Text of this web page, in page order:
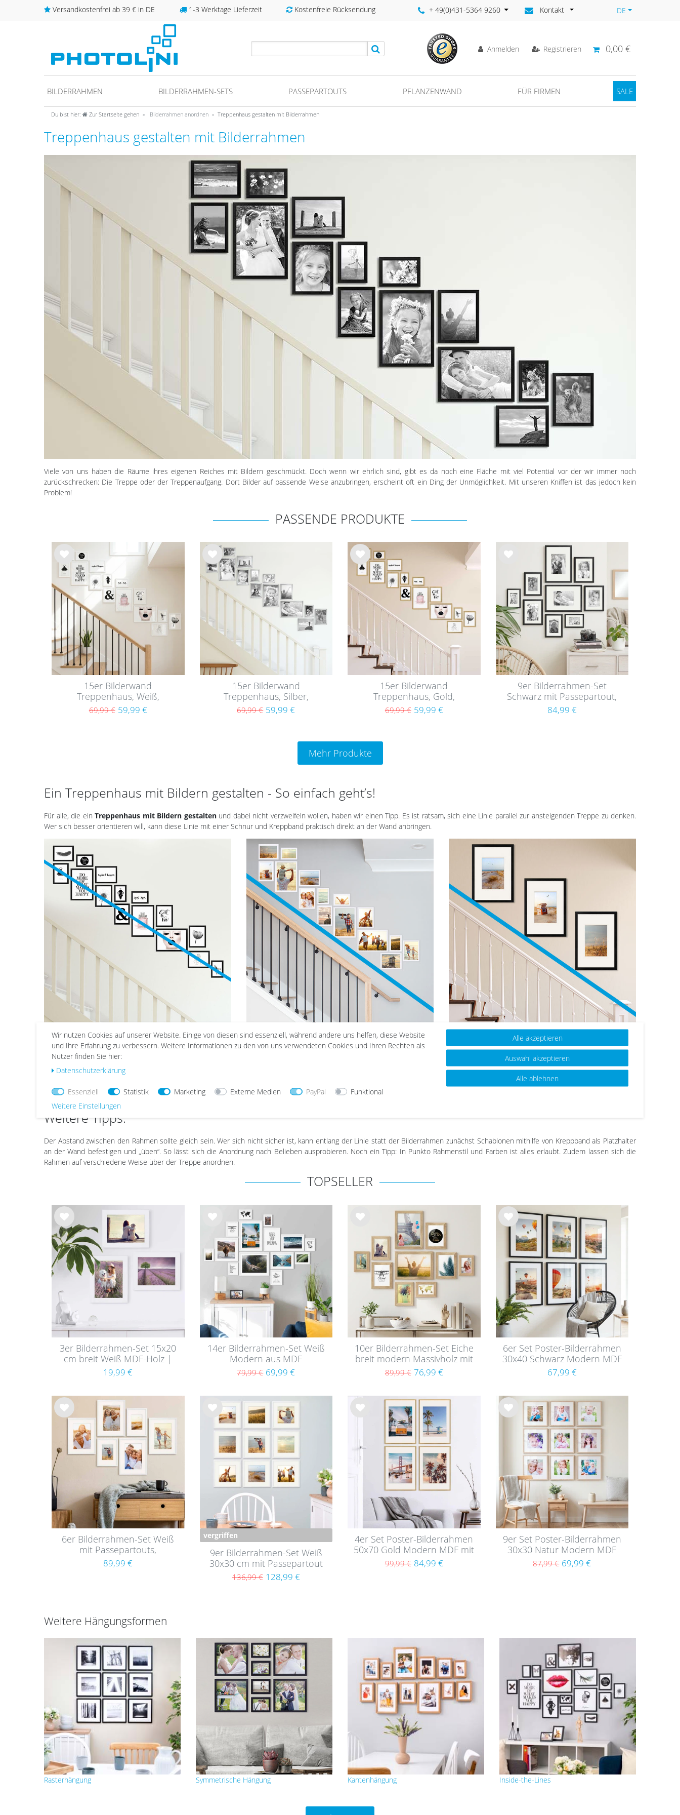
Versandkostenfrei ab 39 € in DE 1-3 Werktage Lieferzeit Kostenfreie Rücksendung + 49(0)431-5364 9260 Kontakt DE
Anmelden Registrieren 0,00 €
BILDERRAHMEN BILDERRAHMEN-SETS PASSEPARTOUTS PFLANZENWAND FÜR FIRMEN SALE
Du bist hier: Zur Startseite gehen Bilderrahmen anordnen Treppenhaus gestalten mit Bilderrahmen
Treppenhaus gestalten mit Bilderrahmen
Viele von uns haben die Räume ihres eigenen Reiches mit Bildern geschmückt. Doch wenn wir ehrlich sind, gibt es da noch eine Fläche mit viel Potential vor der wir immer noch
zurückschrecken: Die Treppe oder der Treppenaufgang. Dort Bilder auf passende Weise anzubringen, erscheint oft ein Ding der Unmöglichkeit. Mit unseren Kniffen ist das jedoch kein
Problem!
PASSENDE PRODUKTE
Wu
nsc
e
15er Bilderwand
Treppenhaus, Weiß,
Bilderrahmen-Set aus MDF
69,99 € 59,99 €
Wu
nsc
hlist
15er Bilderwand
Treppenhaus, Silber,
Bilderrahmen-Set aus MDF
69,99 € 59,99 €
Wu
nsc
e
15er Bilderwand
Treppenhaus, Gold,
Bilderrahmen-Set aus MDF
69,99 € 59,99 €
e
9er Bilderrahmen-Set
Schwarz mit Passepartout,
Massivholz (EU)
84,99 €
Mehr Produkte
Ein Treppenhaus mit Bildern gestalten - So einfach geht’s!
Für alle, die ein Treppenhaus mit Bildern gestalten und dabei nicht verzweifeln wollen, haben wir einen Tipp. Es ist ratsam, sich eine Linie parallel zur ansteigenden Treppe zu denken.
Wer sich besser orientieren will, kann diese Linie mit einer Schnur und Kreppband praktisch direkt an der Wand anbringen.
Die goldene Mitte:Wer sein Treppenhaus mit Bildern
gestalten will, denkt sich am besten eine Linie. Diese
verläuft parallel zur Treppe und durch die Mitte der
ausgewählten Bilderrahmen. So folgen die angebrachten
Schwarz
Ecken & Kanten:Beim Gestalten des Treppenhauses mit
Bilderrahmen kann die gedachte Linie auch zum
können. Artikel:15er Set Weiß
: Auch große Rahmen mit
30x40, 50x70 oder 60x80 cm eignen sich für einen
Treppenaufgang. So schmücken sie eine große Fläche auf
effiziente Weise und bringen die Lieblingsmotive
besonders zur Geltung. Artikel:3er Set 40x50 cm
Weitere Tipps:
Der Abstand zwischen den Rahmen sollte gleich sein. Wer sich nicht sicher ist, kann entlang der Linie statt der Bilderrahmen zunächst Schablonen mithilfe von Kreppband als Platzhalter
an der Wand befestigen und „üben“. So lässt sich die Anordnung nach Belieben ausprobieren. Noch ein Tipp: In Punkto Rahmenstil und Farben ist alles erlaubt. Zudem lassen sich die
Rahmen auf verschiedene Weise über der Treppe anordnen.
TOPSELLER
Wu
nsc
hlist
e
3er Bilderrahmen-Set 15x20
cm breit Weiß MDF-Holz |
Acrylglas
19,99 €
hlist
e
14er Bilderrahmen-Set Weiß
Modern aus MDF
79,99 € 69,99 €
e
10er Bilderrahmen-Set Eiche
breit modern Massivholz mit
Acrylglas
89,99 € 76,99 €
Wu
6er Set Poster-Bilderrahmen
30x40 Schwarz Modern MDF
mit Passepartout
67,99 €
Wu
6er Bilderrahmen-Set Weiß
mit Passepartouts,
Massivholz (EU)
89,99 €
nsc
vergriffen
9er Bilderrahmen-Set Weiß
30x30 cm mit Passepartout
Massivholz mit
Acrylglasscheibe
136,99 € 128,99 €
Wu
e
4er Set Poster-Bilderrahmen
50x70 Gold Modern MDF mit
Passepartout
99,99 € 84,99 €
Wu
9er Set Poster-Bilderrahmen
30x30 Natur Modern MDF
mit Passepartout
87,99 € 69,99 €
Weitere Hängungsformen
Rasterhängung Symmetrische Hängung Kantenhängung Inside-the-Lines
Wir nutzen Cookies auf unserer Website. Einige von diesen sind essenziell, während andere uns helfen, diese Website
und Ihre Erfahrung zu verbessern. Weitere Informationen zu den von uns verwendeten Cookies und Ihren Rechten als
Nutzer finden Sie hier:
Daten­schutz­erklärung
Essenziell Statistik Marketing Externe Medien PayPal
Funktional
Weitere Einstellungen
Alle akzeptieren
Auswahl akzeptieren
Alle ablehnen